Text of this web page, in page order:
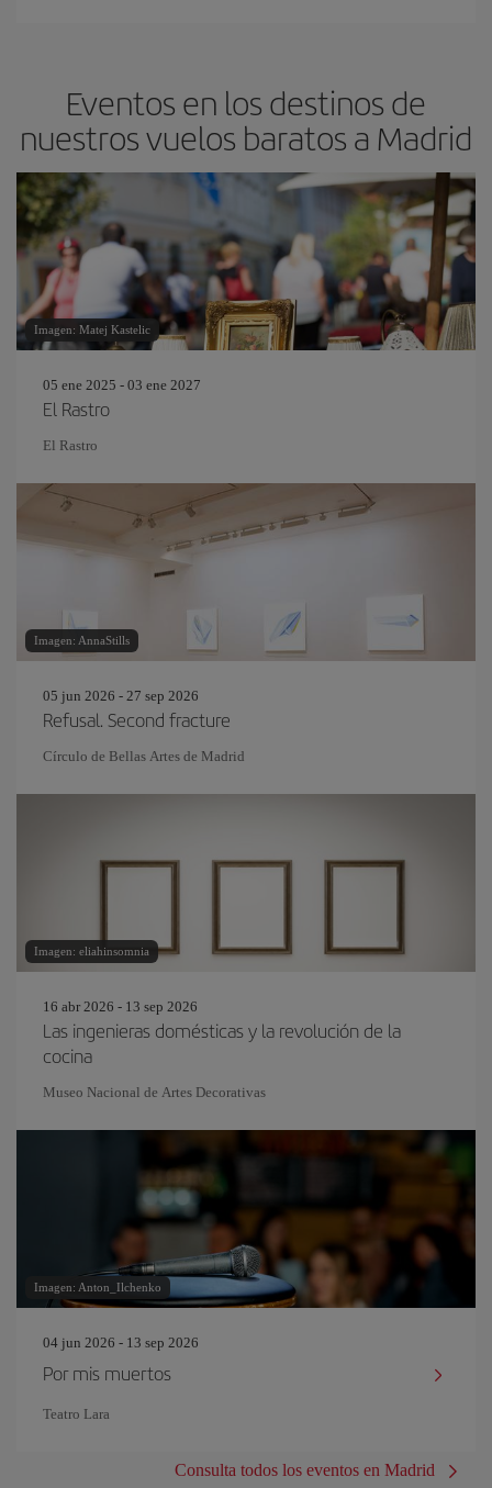
Eventos en los destinos de
nuestros vuelos baratos a Madrid
Imagen: Matej Kastelic
05 ene 2025 - 03 ene 2027
El Rastro
El Rastro
Imagen: AnnaStills
05 jun 2026 - 27 sep 2026
Refusal. Second fracture
Círculo de Bellas Artes de Madrid
Imagen: eliahinsomnia
16 abr 2026 - 13 sep 2026
Las ingenieras domésticas y la revolución de la
cocina
Museo Nacional de Artes Decorativas
Imagen: Anton_Ilchenko
04 jun 2026 - 13 sep 2026
Por mis muertos
Teatro Lara
Consulta todos los eventos en Madrid